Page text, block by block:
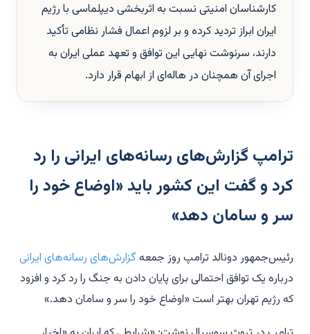
کارشناسان امنیتی نسبت به اثربخشی دیپلماسی با رژیم
ایران ابراز تردید کرده و بر لزوم اعمال فشار نظامی تأکید
دارند، سرنوشت نهایی این توافق و تعهد عملی ایران به
اجرای آن همچنان در هاله‌ای از ابهام قرار دارد.
ترامپ گزارش‌های رسانه‌های ایرانی را رد
کرد و گفت این کشور باید «اوضاع خود را
سر و سامان دهد»
رئیس‌جمهور دونالد ترامپ روز جمعه گزارش‌های رسانه‌های ایرانی
درباره یک توافق احتمالی برای پایان دادن به جنگ را رد کرد و افزود
که رژیم تهران بهتر است «اوضاع خود را سر و سامان دهد.»